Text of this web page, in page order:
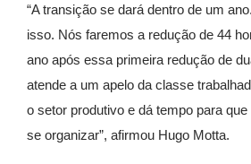
“A transição se dará dentro de um
isso. Nós faremos a redução de 44
ano após essa primeira redução de
atende a um apelo da classe
o setor produtivo e dá tempo para
se organizar”, afirmou Hugo Motta.